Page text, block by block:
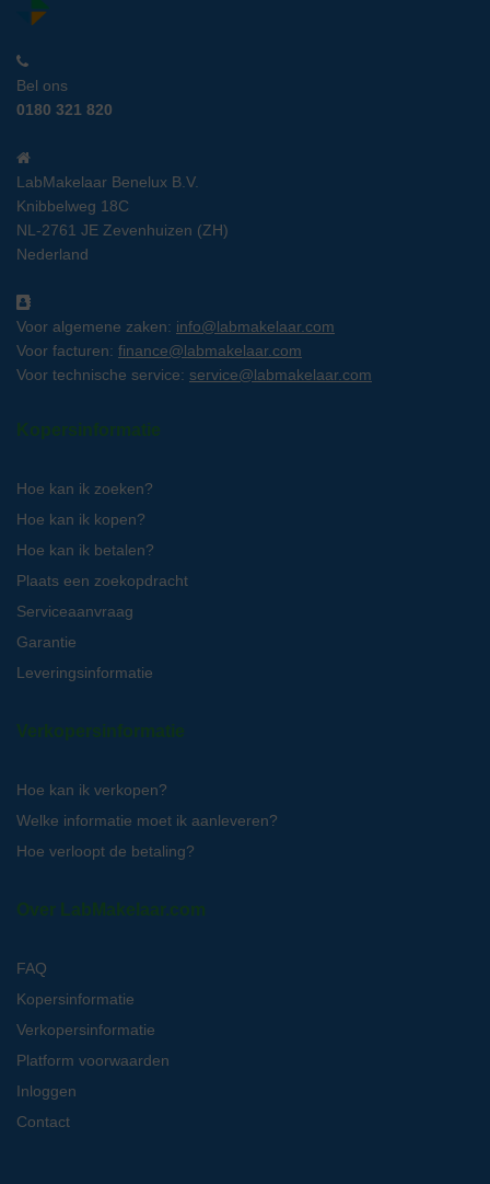
Bel ons
0180 321 820
LabMakelaar Benelux B.V.
Knibbelweg 18C
NL-2761 JE Zevenhuizen (ZH)
Nederland
Voor algemene zaken: info@labmakelaar.com
Voor facturen: finance@labmakelaar.com
Voor technische service: service@labmakelaar.com
Kopersinformatie
Hoe kan ik zoeken?
Hoe kan ik kopen?
Hoe kan ik betalen?
Plaats een zoekopdracht
Serviceaanvraag
Garantie
Leveringsinformatie
Verkopersinformatie
Hoe kan ik verkopen?
Welke informatie moet ik aanleveren?
Hoe verloopt de betaling?
Over LabMakelaar.com
FAQ
Kopersinformatie
Verkopersinformatie
Platform voorwaarden
Inloggen
Contact